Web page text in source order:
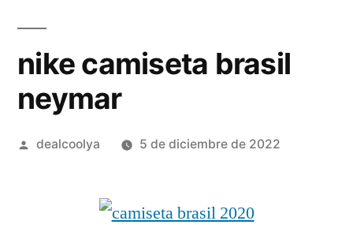
nike camiseta brasil
neymar
Publicado
dealcoolya 5 de diciembre de 2022